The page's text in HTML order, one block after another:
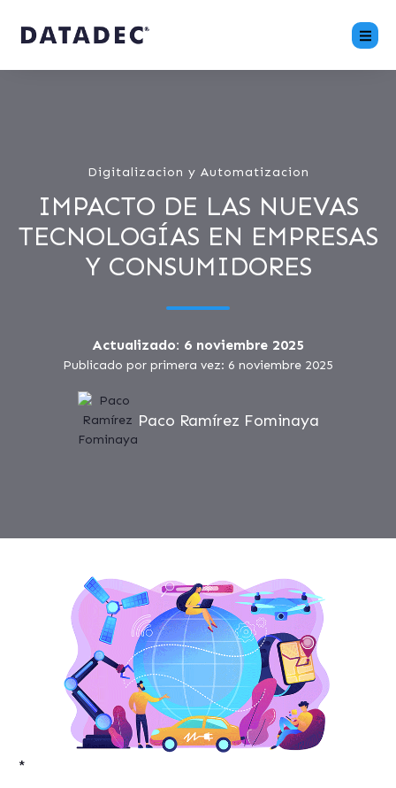
Digitalizacion y Automatizacion
IMPACTO DE LAS NUEVAS
TECNOLOGÍAS EN EMPRESAS
Y CONSUMIDORES
Actualizado: 6 noviembre 2025
Publicado por primera vez: 6 noviembre 2025
Paco Ramírez Fominaya
*